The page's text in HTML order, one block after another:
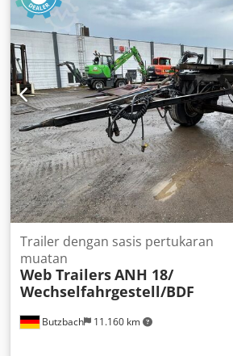
Butzbach 11.160 km
Trailer dengan sasis pertukaran
muatan
Web TrailersANH 18/
Wechselfahrgestell/BDF